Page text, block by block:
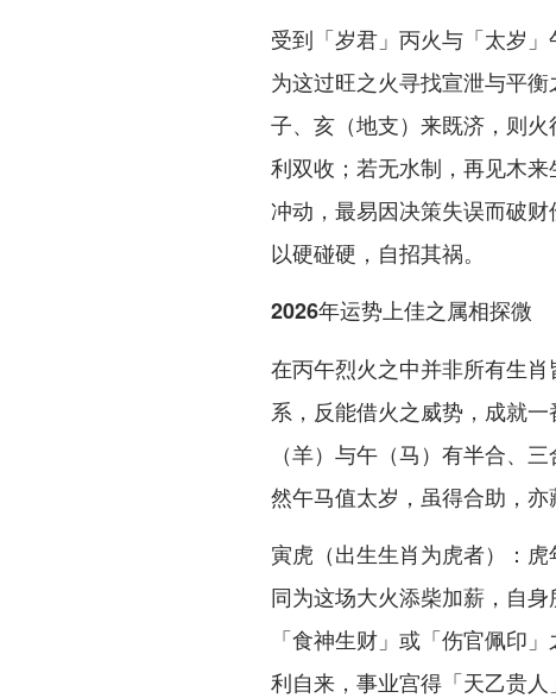
受到「岁君」丙火与「太岁
为这过旺之火寻找宣泄与平衡
子、亥（地支）来既济，则
利双收；若无水制，再见木
冲动，最易因决策失误而破
以硬碰硬，自招其祸。
2026年运势上佳之属相探微
在丙午烈火之中并非所有生
系，反能借火之威势，成就
（羊）与午（马）有半合、
然午马值太岁，虽得合助，亦
寅虎（出生生肖为虎者）：
同为这场大火添柴加薪，自
「食神生财」或「伤官佩印
利自来，事业宫得「天乙贵人